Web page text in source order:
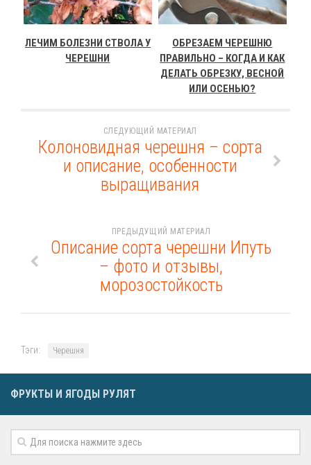
ЛЕЧИМ БОЛЕЗНИ СТВОЛА У
ЧЕРЕШНИ
ОБРЕЗАЕМ ЧЕРЕШНЮ
ПРАВИЛЬНО – КОГДА И КАК
ДЕЛАТЬ ОБРЕЗКУ, ВЕСНОЙ
ИЛИ ОСЕНЬЮ?
СЛЕДУЮЩИЙ МАТЕРИАЛ
Колоновидная черешня – сорта
и описание, особенности
выращивания
ПРЕДЫДУЩИЙ МАТЕРИАЛ
Описание сорта черешни Ипуть
– фото и отзывы,
морозостойкость
Тэги: Черешня
ФРУКТЫ И ЯГОДЫ РУЛЯТ